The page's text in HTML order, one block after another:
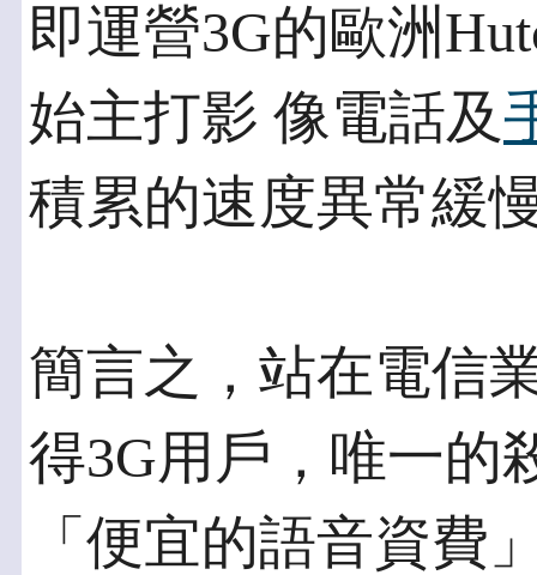
即運營3G的歐洲
始主打影 像電話及
積累的速度異常緩
簡言之，站在電信
得3G用戶，唯一的
「便宜的語音資費